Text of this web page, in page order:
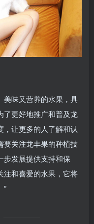
美味又营养的水果，具
了更好地推广和普及龙
让更多的人了解和认
要关注龙丰果的种植技
步发展提供支持和保
注和喜爱的水果，它将
”